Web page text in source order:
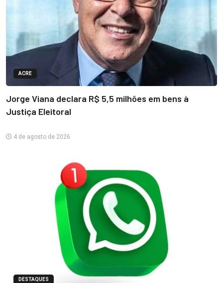
ACRE
Jorge Viana declara R$ 5,5 milhões em bens à
Justiça Eleitoral
4 de agosto de 2026
DESTAQUES